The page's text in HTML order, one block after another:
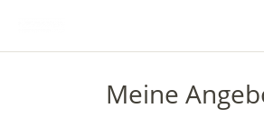
Meine